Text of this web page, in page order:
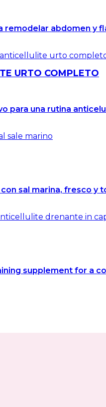
remodelar abdomen y
URTO COMPLETO
para una rutina
sal marina, fresco y
supplement for a